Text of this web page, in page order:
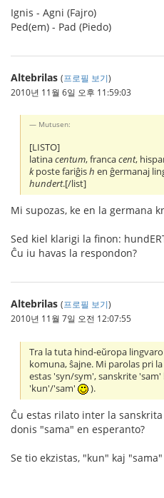
Ignis - Agni (Fajro)
Ped(em) - Pad (Piedo)
Altebrilas (프로필 보기)
2010년 11월 6일 오후 11:59:03
Mutusen:
[LISTO]
latinacentum, francacent,
kposte fariĝish en ĝermanaj
hundert.[/list]
Mi supozas, ke en la germana
Sed kiel klarigi la finon:
Ĉu iu havas la respondon?
Altebrilas (프로필 보기)
2010년 11월 7일 오전 12:07:55
Tra la tuta hind-eŭropa
komuna, ŝajne. Mi parolas pri
estas 'syn/sym', sanskrite
'kun'/'sam'
).
Ĉu estas rilato inter la
donis "sama" en esperanto?
Se tio ekzistas, "kun" kaj